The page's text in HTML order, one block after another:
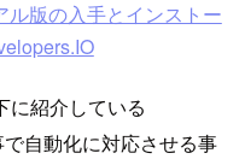
版の入手とインストー
に紹介している
自動化に対応させる事